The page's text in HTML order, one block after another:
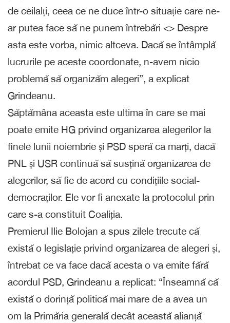
de ceilalți, ceea ce ne duce într-o situație care ne-
ar putea face să ne punem întrebări <> Despre
asta este vorba, nimic altceva. Dacă se întâmplă
lucrurile pe aceste coordonate, n-avem nicio
problemă să organizăm alegeri”, a explicat
Grindeanu.
Săptămâna aceasta este ultima în care se mai
poate emite HG privind organizarea alegerilor la
finele lunii noiembrie și PSD speră ca marți, dacă
PNL și USR continuă să susțină organizarea de
alegerilor, să fie de acord cu condițiile social-
democraților. Ele vor fi anexate la protocolul prin
care s-a constituit Coaliția.
Premierul Ilie Bolojan a spus zilele trecute că
există o legislație privind organizarea de alegeri și,
întrebat ce va face dacă acesta o va emite fără
acordul PSD, Grindeanu a replicat: “Înseamnă că
există o dorință politică mai mare de a avea un
om la Primăria generală decât această alianță